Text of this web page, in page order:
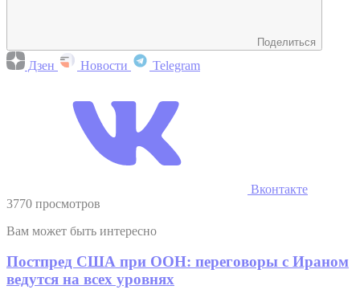
Поделиться
Дзен Новости Telegram
Вконтакте
3770 просмотров
Вам может быть интересно
Постпред США при ООН: переговоры с Ираном
ведутся на всех уровнях